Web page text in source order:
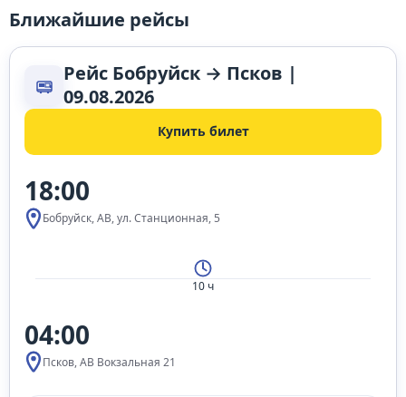
Ближайшие рейсы
Рейс Бобруйск → Псков |
09.08.2026
Купить билет
18:00
Бобруйск, АВ, ул. Станционная, 5
10 ч
04:00
Псков, АВ Вокзальная 21